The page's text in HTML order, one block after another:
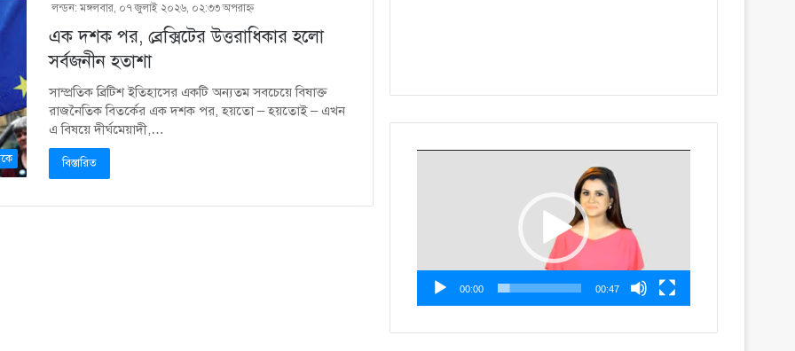
লন্ডন: মঙ্গলবার, ০৭ জুলাই ২০২৬, ০২:৩৩ অপরাহ্ণ
এক দশক পর, ব্রেক্সিটের উত্তরাধিকার হলো
সর্বজনীন হতাশা
সাম্প্রতিক ব্রিটিশ ইতিহাসের একটি অন্যতম সবচেয়ে বিষাক্ত
রাজনৈতিক বিতর্কের এক দশক পর, হয়তো – হয়তোই – এখন
এ বিষয়ে দীর্ঘমেয়াদী,…
বিস্তারিত
00:00 00:47